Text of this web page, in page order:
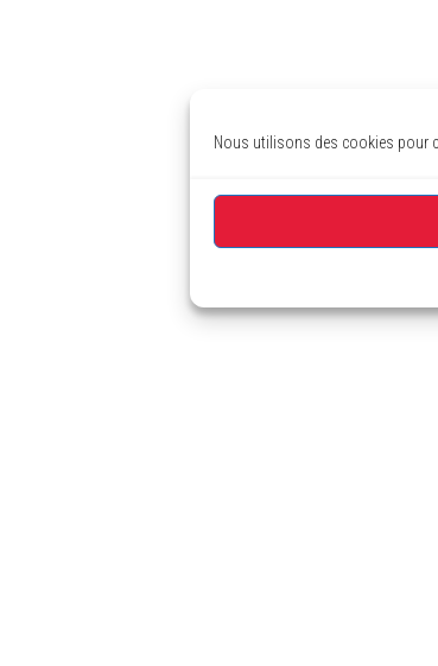
Nous utilisons des cookies pour